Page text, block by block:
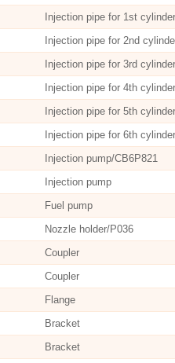
Injection pipe for 1st
Injection pipe for 2nd
Injection pipe for 3rd cylinder
Injection pipe for 4th cylinder
Injection pipe for 5th cylinder
Injection pipe for 6th cylinder
Injection pump/CB6P821
Injection pump
Fuel pump
Nozzle holder/P036
Coupler
Coupler
Flange
Bracket
Bracket